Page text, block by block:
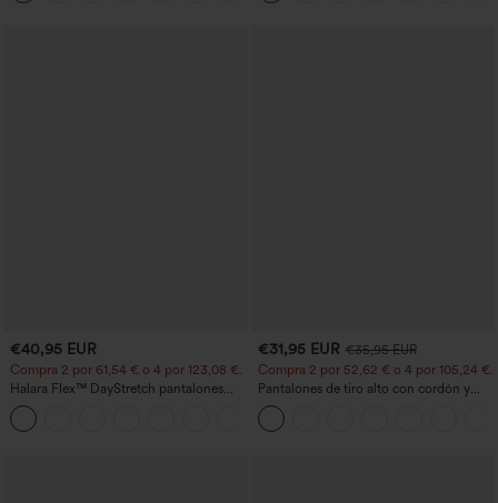
€40,95 EUR
Compra 2 por 61,54 € o 4 por 123,08 €.
Halara Flex™ DayStretch pantalones
acampanados de trabajo de tiro medio
con bolsillo lateral con cremallera
€31,95 EUR €35,95 EUR
Compra 2 por 52,62 € o 4 por 105,24 €.
Pantalones de tiro alto con cordón y
bolsillos, pernera ancha, holgados y de
estilo casual con tacto de lino.